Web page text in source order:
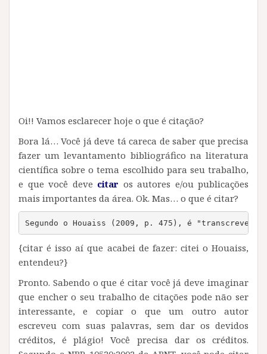
Oi!! Vamos esclarecer hoje o que é citação?
Bora lá… Você já deve tá careca de saber que precisa
fazer um levantamento bibliográfico na literatura
científica sobre o tema escolhido para seu trabalho,
e que você deve citar os autores e/ou publicações
mais importantes da área. Ok. Mas… o que é citar?
Segundo o Houaiss (2009, p. 475), é "transcrever,
{citar é isso aí que acabei de fazer: citei o Houaiss,
entendeu?}
Pronto. Sabendo o que é citar você já deve imaginar
que encher o seu trabalho de citações pode não ser
interessante, e copiar o que um outro autor
escreveu com suas palavras, sem dar os devidos
créditos, é plágio! Você precisa dar os créditos.